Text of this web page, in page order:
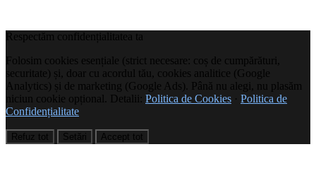
Respectăm confidențialitatea ta
Folosim cookies esențiale (strict necesare: coș de cumpărături,
securitate) și, doar cu acordul tău, cookies analitice (Google
Analytics) și de marketing (Google Ads). Până nu alegi, nu plasăm
niciun cookie opțional. Detalii: Politica de Cookies · Politica de
Confidențialitate
Refuz tot Setări Accept tot